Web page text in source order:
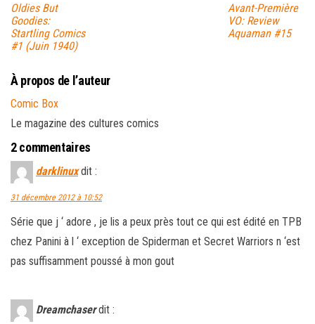
Oldies But
Goodies:
Startling Comics
#1 (Juin 1940)
Avant-Première
VO: Review
Aquaman #15
À propos de l’auteur
Comic Box
Le magazine des cultures comics
2 commentaires
darklinux dit :
31 décembre 2012 à 10:52
Série que j ‘ adore , je lis a peux près tout ce qui est édité en TPB
chez Panini à l ‘ exception de Spiderman et Secret Warriors n ‘est
pas suffisamment poussé à mon gout
Dreamchaser dit :